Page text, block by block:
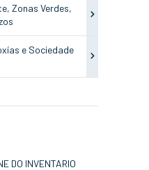
Zonas Verdes,
e Sociedade
DO INVENTARIO